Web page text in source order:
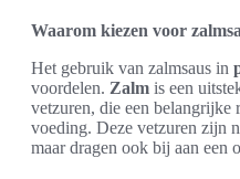
Waarom kiezen voor
Het gebruik van zalmsaus in
voordelen. Zalm is een
vetzuren, die een belangrijke
voeding. Deze vetzuren zijn
maar dragen ook bij aan een